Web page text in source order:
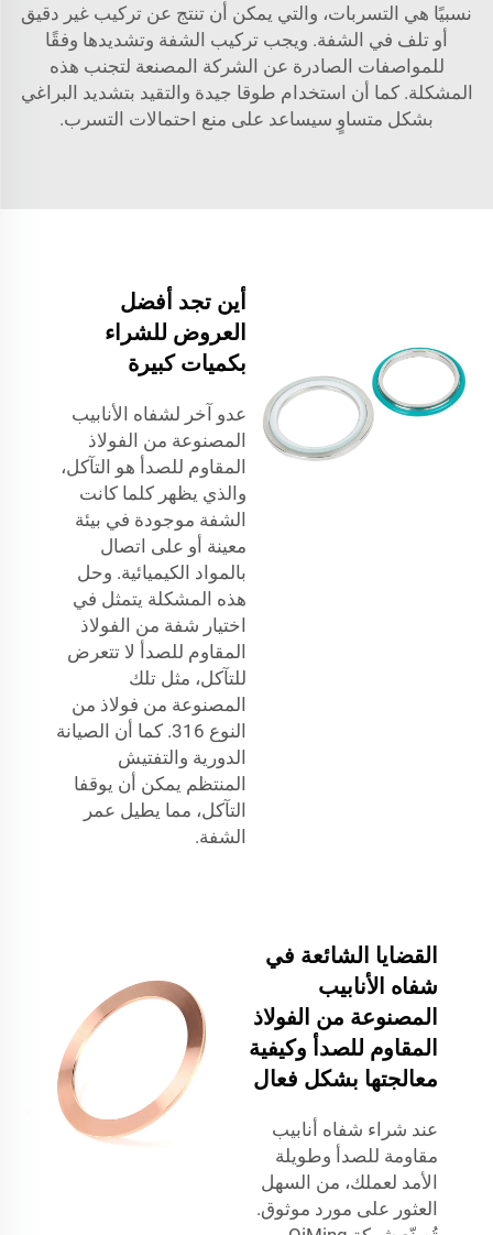
نسبيًا هي التسربات، والتي يمكن أن تنتج عن تركيب غير دقيق
أو تلف في الشفة. ويجب تركيب الشفة وتشديدها وفقًا
للمواصفات الصادرة عن الشركة المصنعة لتجنب هذه
المشكلة. كما أن استخدام طوقا جيدة والتقيد بتشديد البراغي
بشكل متساوٍ سيساعد على منع احتمالات التسرب.
أين تجد أفضل
العروض للشراء
بكميات كبيرة
عدو آخر لشفاه الأنابيب
المصنوعة من الفولاذ
المقاوم للصدأ هو التآكل،
والذي يظهر كلما كانت
الشفة موجودة في بيئة
معينة أو على اتصال
بالمواد الكيميائية. وحل
هذه المشكلة يتمثل في
اختيار شفة من الفولاذ
المقاوم للصدأ لا تتعرض
للتآكل، مثل تلك
المصنوعة من فولاذ من
النوع 316. كما أن الصيانة
الدورية والتفتيش
المنتظم يمكن أن يوقفا
التآكل، مما يطيل عمر
الشفة.
القضايا الشائعة في
شفاه الأنابيب
المصنوعة من الفولاذ
المقاوم للصدأ وكيفية
معالجتها بشكل فعال
عند شراء شفاه أنابيب
مقاومة للصدأ وطويلة
الأمد لعملك، من السهل
العثور على مورد موثوق.